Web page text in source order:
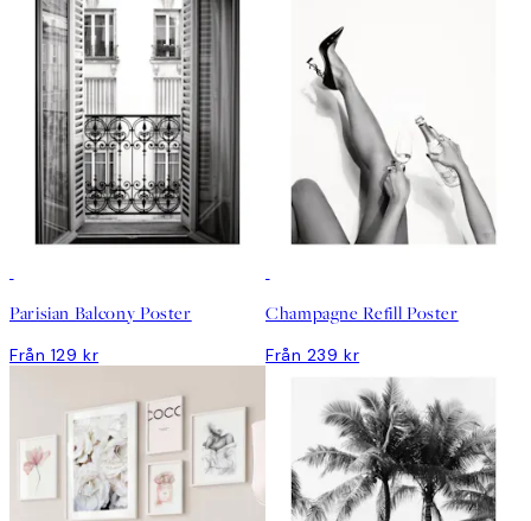
Parisian Balcony Poster
Från 129 kr
Champagne Refill Poster
Från 239 kr